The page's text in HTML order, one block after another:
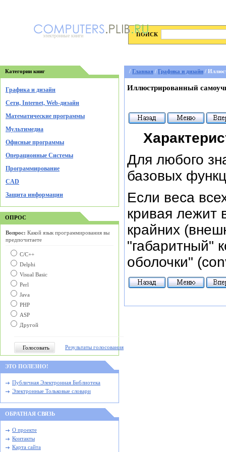
электронные книги ПОИСК
Категории книг
Графика и дизайн
Cети, Internet, Web-дизайн
Математические программы
Мультимедиа
Офисные программы
Операционные Системы
Программирование
CAD
Защита информации
ОПРОС
Вопрос: Какой язык программирования вы
предпочитаете
С/C++
Delphi
Visual Basic
Perl
Java
PHP
ASP
Другой
Результаты голосования
ЭТО ПОЛЕЗНО!
Публичная Электронная Библиотека
Электронные Тольковые словари
ОБРАТНАЯ СВЯЗЬ
О проекте
Контакты
Карта сайта
/ Главная / Графика и дизайн /
Иллюстрированный
Для любого
базовых
Если веса
кривая лежит
крайних
"габаритный"
оболочки"